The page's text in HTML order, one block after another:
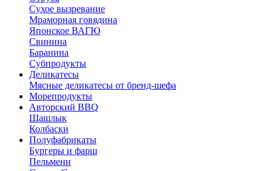
Сухое вызревание
Мраморная говядина
Японское ВАГЮ
Свинина
Баранина
Субпродукты
Деликатесы
Мясные деликатесы от бренд-шефа
Морепродукты
Авторский BBQ
Шашлык
Колбаски
Полуфабрикаты
Бургеры и фарш
Пельмени